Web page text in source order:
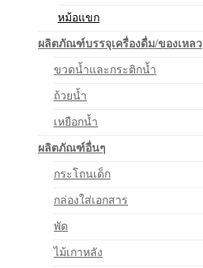
หม้อแขก
ผลิตภัณฑ์บรรจุเครื่องดื่ม/ของเหลว
ขวดน้ำและกระติกน้ำ
ถ้วยน้ำ
เหยือกน้ำ
ผลิตภัณฑ์อื่นๆ
กระโถนเด็ก
กล่องใส่เอกสาร
พัด
ไม้เกาหลัง